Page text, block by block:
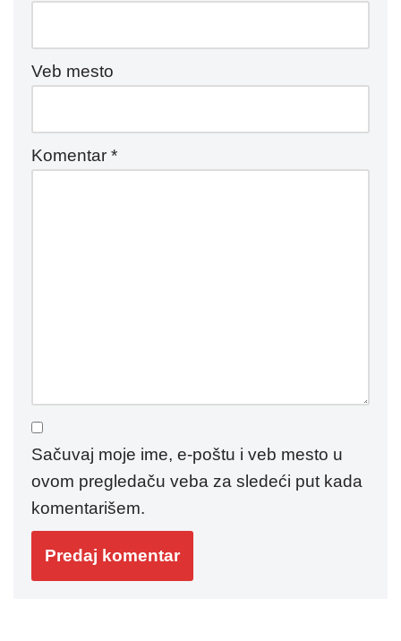
Veb mesto
Komentar *
Sačuvaj moje ime, e-poštu i veb mesto u
ovom pregledaču veba za sledeći put kada
komentarišem.